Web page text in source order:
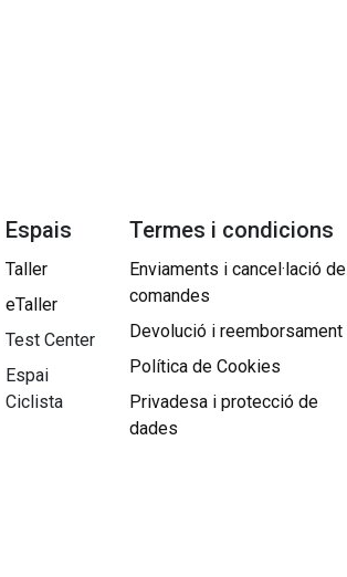
Espais
Taller
eTaller
Test Center
Espai
Ciclista
Termes i condicions
Enviaments i cancel·lació de
comandes
Devolució i reemborsament
Política de Cookies
Privadesa i protecció de
dades